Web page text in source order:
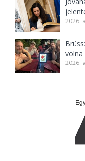
2026.
volna
2026.